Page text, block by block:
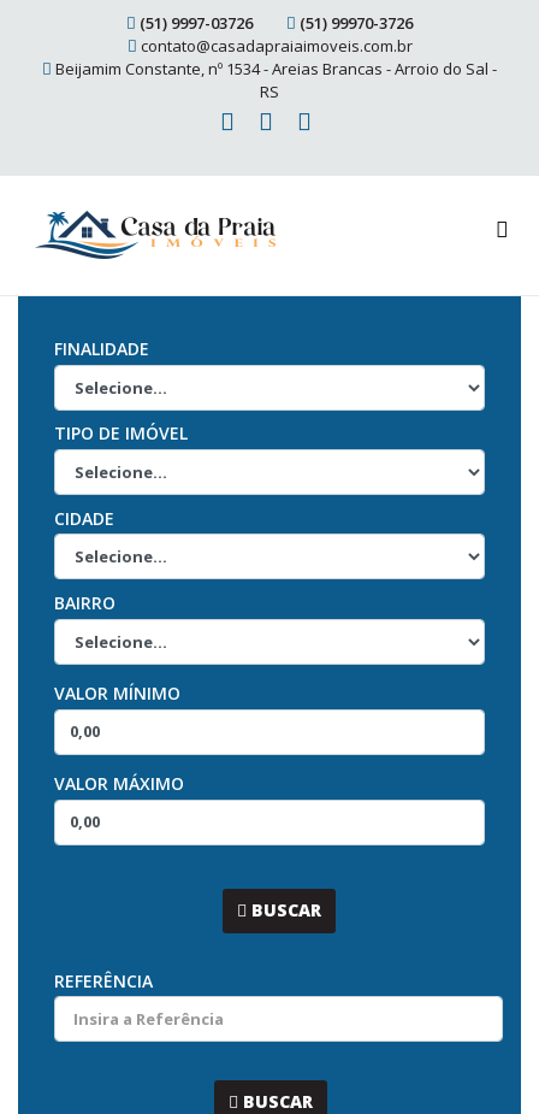
(51) 9997-03726
(51) 99970-3726
contato@casadapraiaimoveis.com.br
Beijamim Constante, nº 1534 - Areias Brancas - Arroio do Sal -
RS
FINALIDADE
TIPO DE IMÓVEL
CIDADE
BAIRRO
VALOR MÍNIMO
VALOR MÁXIMO
BUSCAR
REFERÊNCIA
BUSCAR